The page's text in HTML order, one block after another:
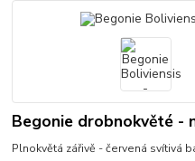
Begonie drobnokvěté -
Plnokvětá zářivě - červená svítivá